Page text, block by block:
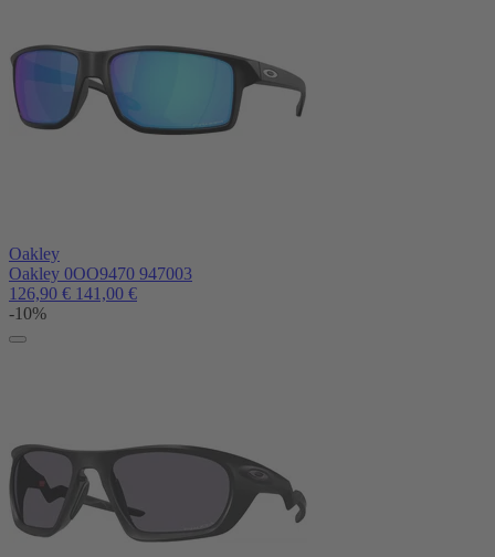
Oakley
Oakley 0OO9470 947003
126,90 € 141,00 €
-10%